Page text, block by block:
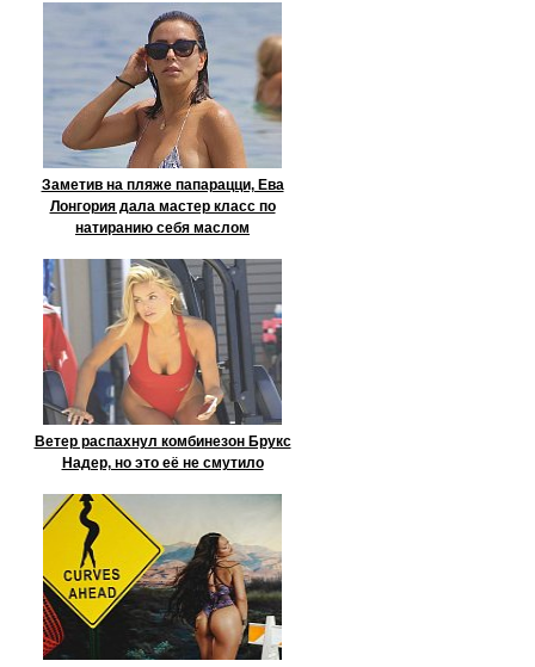
Заметив на пляже папарацци, Ева
Лонгория дала мастер класс по
натиранию себя маслом
Ветер распахнул комбинезон Брукс
Надер, но это её не смутило